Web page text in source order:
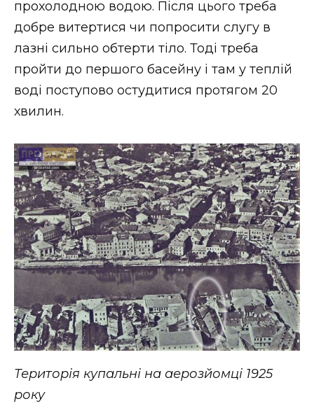
прохолодною водою. Після цього треба
добре витертися чи попросити слугу в
лазні сильно обтерти тіло. Тоді треба
пройти до першого басейну і там у теплій
воді поступово остудитися протягом 20
хвилин.
Територія купальні на аерозйомці 1925
року